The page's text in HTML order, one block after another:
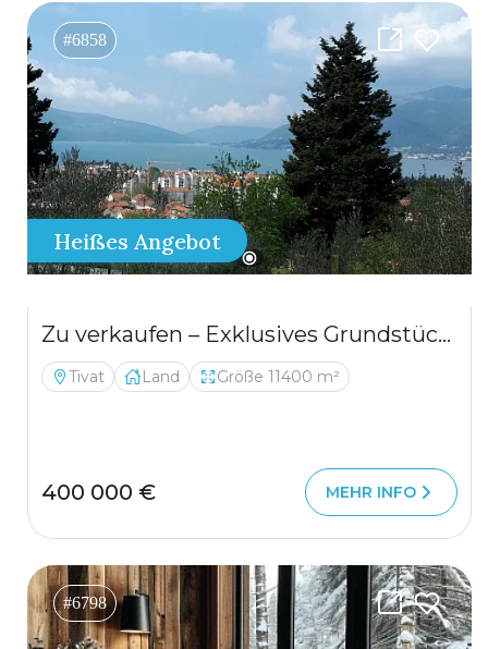
#6858
Heißes Angebot
Zu verkaufen – Exklusives Grundstück in Tivat, 11.400 m², mit traumhaftem Blick auf die Bucht
Tivat Land Größe 11400 m²
400 000 € MEHR INFO
#6798